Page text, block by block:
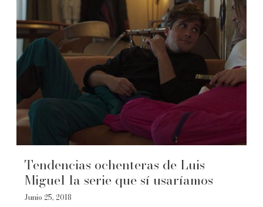
Tendencias ochenteras de Luis
Miguel la serie que sí usaríamos
Junio 25, 2018